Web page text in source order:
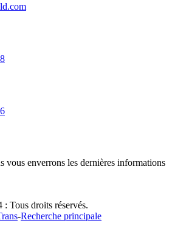
vous enverrons les dernières informations
Tous droits réservés.
-Recherche principale